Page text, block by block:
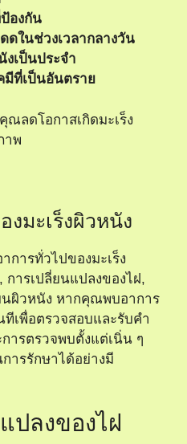
องกัน
ดในช่วงเวลากลางวัน
งเป็นประจำ
มีที่เป็นอันตราย
ณลดโอกาสเกิดมะเร็ง
าพ
งมะเร็งผิวหนัง
ารทั่วไปของมะเร็ง
, การเปลี่ยนแปลงของไฝ,
นผิวหนัง หากคุณพบอาการ
เพื่อตรวจสอบและรับคำ
ารตรวจพบตั้งแต่เนิ่น ๆ
ารรักษาได้อย่างมี
ปลงของไฝ